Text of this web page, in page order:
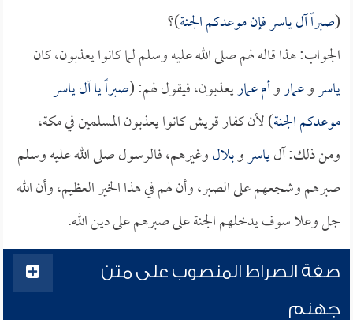
(صبراً آلياسرفإن موعدكم الجنة)؟
الجواب: هذا قاله لهم صلى الله عليه وسلم لما كانوا يعذبون، كان
ياسروعماروأم عماريعذبون، فيقول لهم: (صبراً يا آلياسر
موعدكم الجنة) لأن كفار قريش كانوا يعذبون المسلمين في مكة،
ومن ذلك: آلياسروبلالوغيرهم، فالرسول صلى الله عليه وسلم
صبرهم وشجعهم على الصبر، وأن لهم في هذا الخير العظيم، وأن الله
جل وعلا سوف يدخلهم الجنة على صبرهم على دين الله.
صفة الصراط المنصوب على متن
جهنم